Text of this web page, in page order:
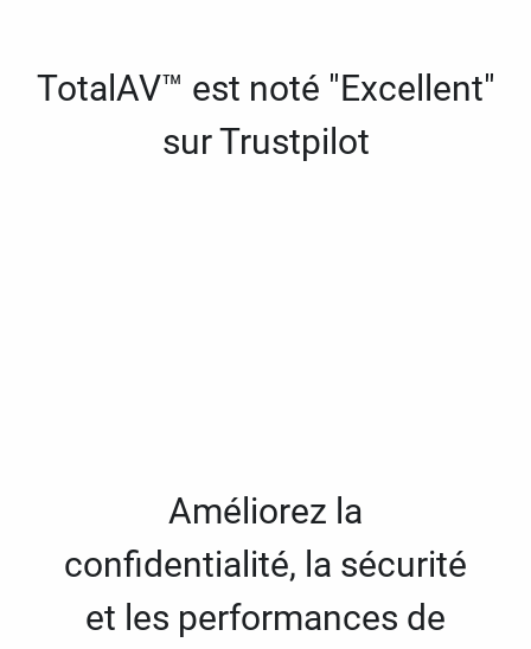
TotalAV™ est noté "Excellent"
sur Trustpilot
Améliorez la
confidentialité, la sécurité
et les performances de